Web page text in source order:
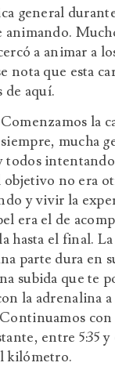
general
animando.
a animar a
nota que esta
de aquí.
la
mucha
todos
no era
y vivir la
era el de
hasta el final.
parte dura en
subida que te
la adrenalina
entre 5:35
kilómetro.